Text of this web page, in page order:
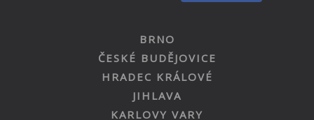
BRNO
ČESKÉ BUDĚJOVICE
HRADEC KRÁLOVÉ
JIHLAVA
KARLOVY VARY